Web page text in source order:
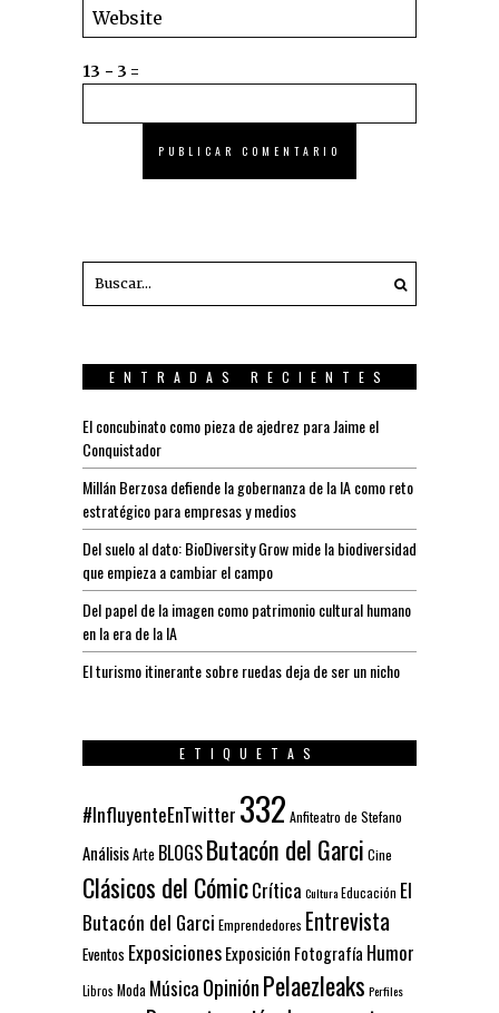
13 − 3 =
ENTRADAS RECIENTES
El concubinato como pieza de ajedrez para Jaime el
Conquistador
Millán Berzosa defiende la gobernanza de la IA como reto
estratégico para empresas y medios
Del suelo al dato: BioDiversity Grow mide la biodiversidad
que empieza a cambiar el campo
Del papel de la imagen como patrimonio cultural humano
en la era de la IA
El turismo itinerante sobre ruedas deja de ser un nicho
ETIQUETAS
#InfluyenteEnTwitter 332 Anfiteatro de Stefano
AnálisisArte BLOGSButacón del Garci Cine
Clásicos del CómicCrítica CulturaEducación El
Butacón del Garci Emprendedores Entrevista
Eventos ExposicionesExposición Fotografía Humor
Libros Moda Música OpiniónPelaezleaks Perfiles